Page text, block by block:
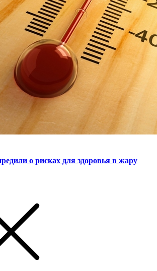
о рисках для здоровья в жару